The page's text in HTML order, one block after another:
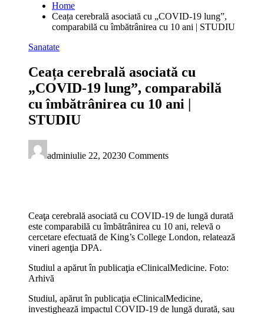
Home
Ceața cerebrală asociată cu „COVID-19 lung”,
comparabilă cu îmbătrânirea cu 10 ani | STUDIU
Sanatate
Ceața cerebrală asociată cu
„COVID-19 lung”, comparabilă
cu îmbătrânirea cu 10 ani |
STUDIU
adminiulie 22, 20230 Comments
Ceaţa cerebrală asociată cu COVID-19 de lungă durată
este comparabilă cu îmbătrânirea cu 10 ani, relevă o
cercetare efectuată de King’s College London, relatează
vineri agenţia DPA.
Studiul a apărut în publicaţia eClinicalMedicine. Foto:
Arhivă
Studiul, apărut în publicaţia eClinicalMedicine,
investighează impactul COVID-19 de lungă durată, sau